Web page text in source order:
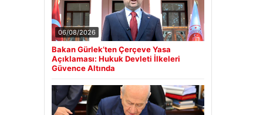
06/08/2026
Bakan Gürlek’ten Çerçeve Yasa
Açıklaması: Hukuk Devleti İlkeleri
Güvence Altında